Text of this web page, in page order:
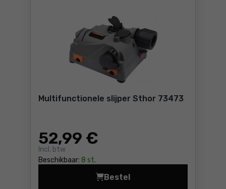
Multifunctionele slijper Sthor 73473
52,99 €
Incl. btw
Beschikbaar: 8 st.
Bestel
Multifunctionele slijper